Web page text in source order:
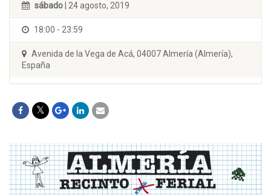
sábado | 24 agosto, 2019
18:00 - 23:59
Avenida de la Vega de Acá, 04007 Almería (Almería),
España